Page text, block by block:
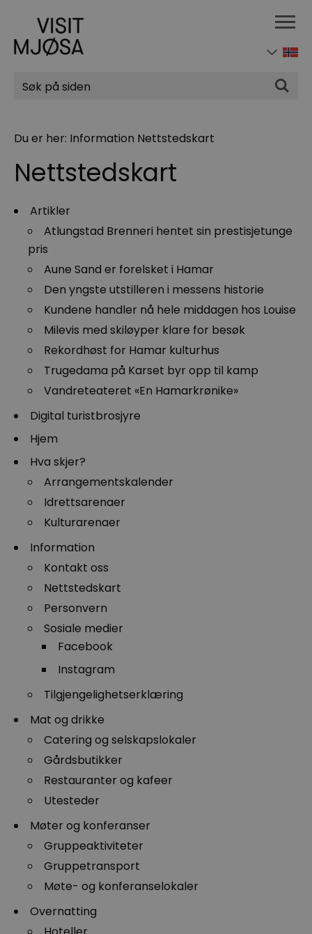
Søk
Du er her: Information Nettstedskart
Nettstedskart
Artikler
Atlungstad Brenneri hentet sin prestisjetunge
pris
Aune Sand er forelsket i Hamar
Den yngste utstilleren i messens historie
Kundene handler nå hele middagen hos Louise
Milevis med skiløyper klare for besøk
Rekordhøst for Hamar kulturhus
Trugedama på Karset byr opp til kamp
Vandreteateret «En Hamarkrønike»
Digital turistbrosjyre
Hjem
Hva skjer?
Arrangementskalender
Idrettsarenaer
Kulturarenaer
Information
Kontakt oss
Nettstedskart
Personvern
Sosiale medier
Facebook
Instagram
Tilgjengelighetserklæring
Mat og drikke
Catering og selskapslokaler
Gårdsbutikker
Restauranter og kafeer
Utesteder
Møter og konferanser
Gruppeaktiviteter
Gruppetransport
Møte- og konferanselokaler
Overnatting